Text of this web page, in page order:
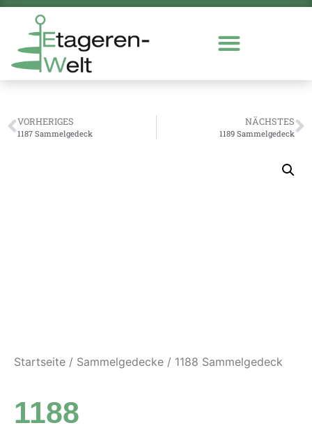
VORHERIGES
1187 Sammelgedeck
NÄCHSTES
1189 Sammelgedeck
Startseite / Sammelgedecke / 1188 Sammelgedeck
1188